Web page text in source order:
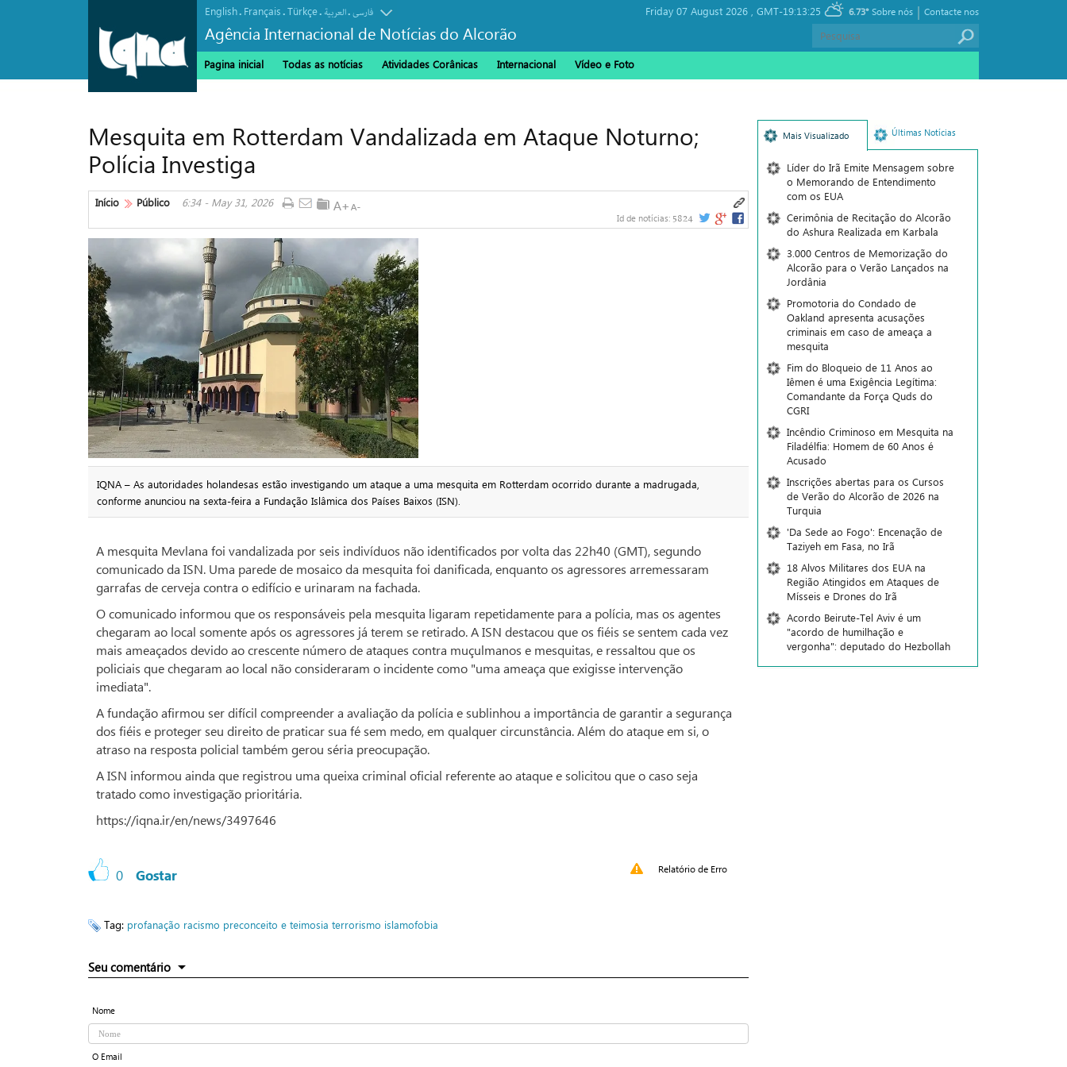
English. Français.Türkçe. العربیة.فارسی
Agência Internacional de Notícias do Alcorão
Friday 07 August 2026 , GMT-19:13:25 6.73° Contacte nos
|
Sobre nós
Pagina inicial Todas as notícias Atividades Corânicas Internacional Vídeo e Foto
Mesquita em Rotterdam Vandalizada em Ataque Noturno;
Polícia Investiga
Início Público 6:34 - May 31, 2026
Id de notícias: 5824
IQNA – As autoridades holandesas estão investigando um ataque a uma mesquita em Rotterdam ocorrido durante a madrugada,
conforme anunciou na sexta-feira a Fundação Islâmica dos Países Baixos (ISN).
A mesquita Mevlana foi vandalizada por seis indivíduos não identificados por volta das 22h40 (GMT), segundo
comunicado da ISN. Uma parede de mosaico da mesquita foi danificada, enquanto os agressores arremessaram
garrafas de cerveja contra o edifício e urinaram na fachada.
O comunicado informou que os responsáveis pela mesquita ligaram repetidamente para a polícia, mas os agentes
chegaram ao local somente após os agressores já terem se retirado. A ISN destacou que os fiéis se sentem cada vez
mais ameaçados devido ao crescente número de ataques contra muçulmanos e mesquitas, e ressaltou que os
policiais que chegaram ao local não consideraram o incidente como "uma ameaça que exigisse intervenção
imediata".
A fundação afirmou ser difícil compreender a avaliação da polícia e sublinhou a importância de garantir a segurança
dos fiéis e proteger seu direito de praticar sua fé sem medo, em qualquer circunstância. Além do ataque em si, o
atraso na resposta policial também gerou séria preocupação.
A ISN informou ainda que registrou uma queixa criminal oficial referente ao ataque e solicitou que o caso seja
tratado como investigação prioritária.
https://iqna.ir/en/news/3497646
0 Gostar Relatório de Erro
Tag: profanação racismo preconceito e teimosia terrorismo islamofobia
Seu comentário
Nome
O Email
Mais Visualizado Últimas Notícias
Líder do Irã Emite Mensagem sobre
o Memorando de Entendimento
com os EUA
Cerimônia de Recitação do Alcorão
do Ashura Realizada em Karbala
3.000 Centros de Memorização do
Alcorão para o Verão Lançados na
Jordânia
Promotoria do Condado de
Oakland apresenta acusações
criminais em caso de ameaça a
mesquita
Fim do Bloqueio de 11 Anos ao
Iêmen é uma Exigência Legítima:
Comandante da Força Quds do
CGRI
Incêndio Criminoso em Mesquita na
Filadélfia: Homem de 60 Anos é
Acusado
Inscrições abertas para os Cursos
de Verão do Alcorão de 2026 na
Turquia
'Da Sede ao Fogo': Encenação de
Taziyeh em Fasa, no Irã
18 Alvos Militares dos EUA na
Região Atingidos em Ataques de
Mísseis e Drones do Irã
Acordo Beirute-Tel Aviv é um
"acordo de humilhação e
vergonha": deputado do Hezbollah